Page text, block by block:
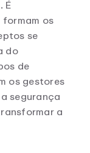
É
os
se
do
de
os gestores
segurança
a